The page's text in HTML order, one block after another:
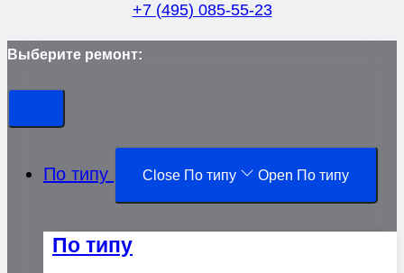
+7 (495) 085-55-23
Выберите ремонт:
По типу Close По типу Open По типу
По типу